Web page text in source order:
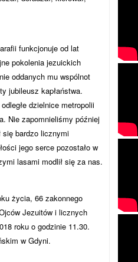
funkcjonuje od lat
pokolenia jezuickich
oddanych mu wspólnot
jubileusz kapłaństwa.
dzielnice metropolii
Nie zapomnieliśmy później
się bardzo licznymi
jego serce pozostało w
lasami modlił się za nas.
życia, 66 zakonnego
Jezuitów i licznych
roku o godzinie 11.30.
w Gdyni.